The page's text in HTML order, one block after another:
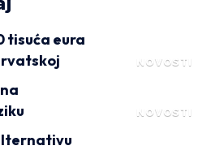
NOVOSTI
tisuća eura
NOVOSTI